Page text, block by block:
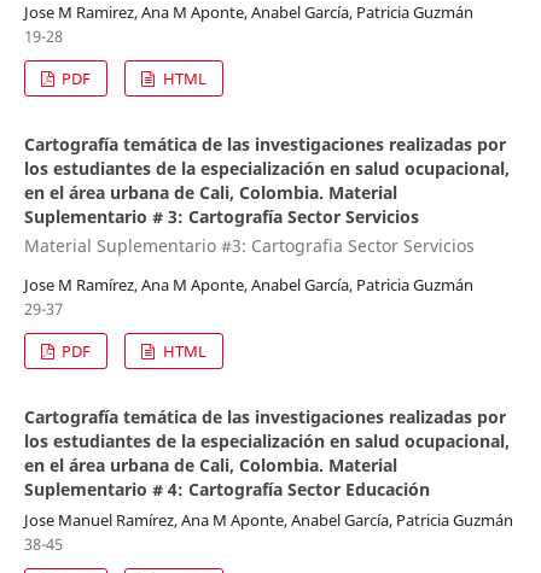
Jose M Ramirez, Ana M Aponte, Anabel García, Patricia Guzmán
19-28
PDF
HTML
Cartografía temática de las investigaciones realizadas por
los estudiantes de la especialización en salud ocupacional,
en el área urbana de Cali, Colombia. Material
Suplementario # 3: Cartografía Sector Servicios
Material Suplementario #3: Cartografia Sector Servicios
Jose M Ramírez, Ana M Aponte, Anabel García, Patricia Guzmán
29-37
PDF
HTML
Cartografía temática de las investigaciones realizadas por
los estudiantes de la especialización en salud ocupacional,
en el área urbana de Cali, Colombia. Material
Suplementario # 4: Cartografía Sector Educación
Jose Manuel Ramírez, Ana M Aponte, Anabel García, Patricia Guzmán
38-45